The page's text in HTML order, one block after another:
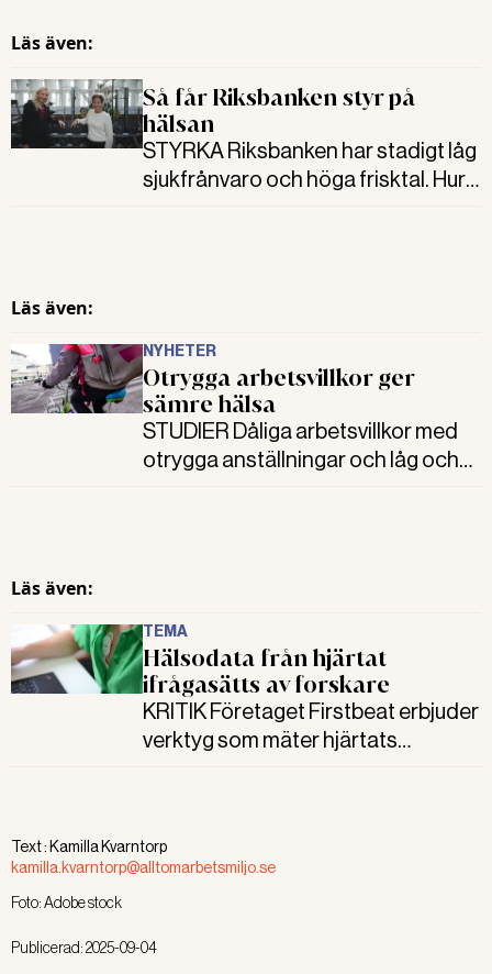
Läs även:
Så får Riksbanken styr på
hälsan
STYRKA Riksbanken har stadigt låg
sjukfrånvaro och höga frisktal. Hur?
Läs även:
NYHETER
Otrygga arbetsvillkor ger
sämre hälsa
STUDIER Dåliga arbetsvillkor med
otrygga anställningar och låg och
Läs även:
TEMA
Hälsodata från hjärtat
ifrågasätts av forskare
KRITIK Företaget Firstbeat erbjuder
verktyg som mäter hjärtats
Men forskare ifrågasätter att
sådana slutsatser kan dras utifrån
Text : Kamilla Kvarntorp
kamilla.kvarntorp@alltomarbetsmiljo.se
Foto:Adobe stock
Publicerad:2025-09-04